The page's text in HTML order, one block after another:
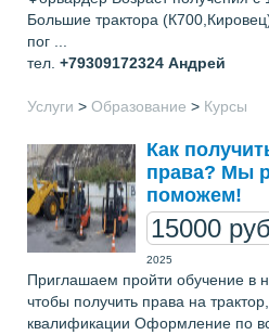
Большие трактора
пог ...
тел. +79309172324 Андрей
Услуги > Образование > Курсы
Как
права? Мы
поможем!
15000
2025
Приглашаем пройти обучение в
чтобы получить права на
квалификации Оформление по